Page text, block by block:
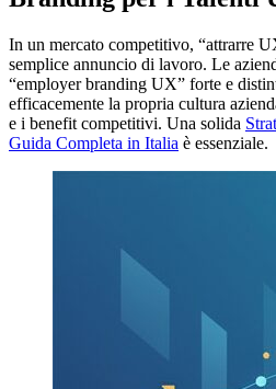
In un mercato competitivo, “attrarre
semplice annuncio di lavoro. Le
“employer branding UX” forte e
efficacemente la propria cultura
e i benefit competitivi. Una solida
Guida Completa in Italia è essenziale.